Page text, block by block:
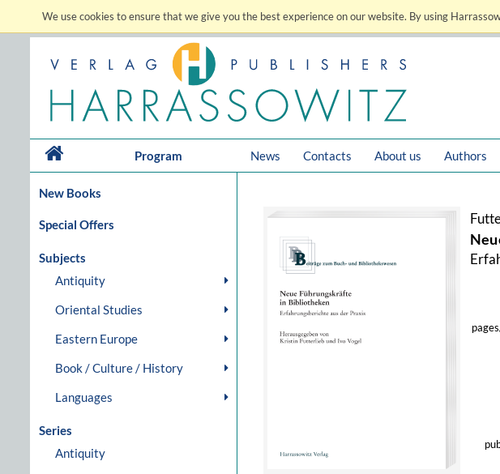
We use cookies to ensure that we give you the best experience on our website. By using
Program News Contacts About us Authors
New Books
Special Offers
Subjects
Antiquity
Oriental Studies
Eastern Europe
Book / Culture / History
Languages
Series
Antiquity